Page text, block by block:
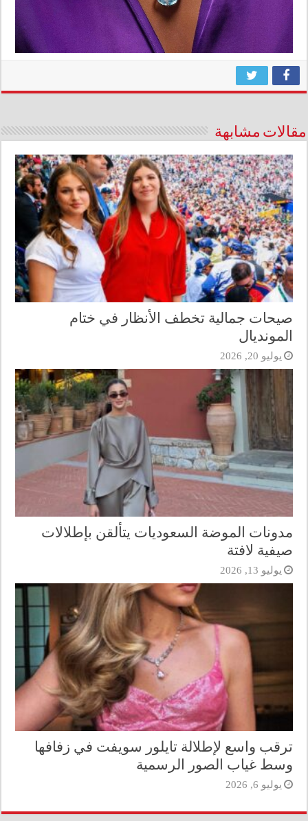
مقالات مشابهة
صيحات جمالية تخطف الأنظار في ختام
المونديال
يوليو 20, 2026
مدونات الموضة السعوديات يتألقن بإطلالات
صيفية لافتة
يوليو 13, 2026
ترقب واسع لإطلالة تايلور سويفت في زفافها
وسط غياب الصور الرسمية
يوليو 6, 2026